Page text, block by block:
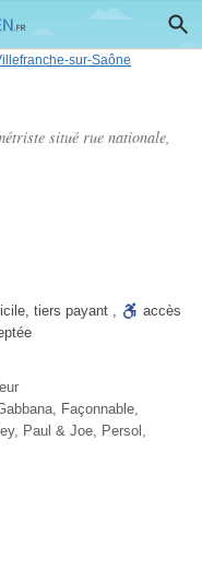
sur-Saône
situé rue nationale,
, tiers payant ,
accès
Façonnable,
Paul & Joe, Persol,